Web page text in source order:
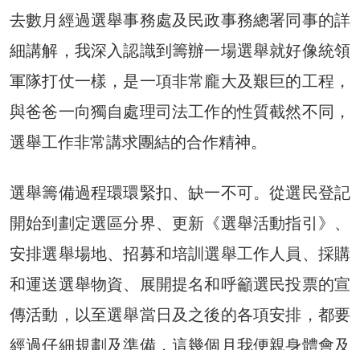
去數月經過選舉事務處及民政事務總署同事的詳
細講解，我深入認識到籌辦一場選舉就好像統領
軍隊打仗一樣，是一項非常龐大及艱巨的工程，
與爸爸一向獨自處理司法工作的性質截然不同，
選舉工作非常講求團結的合作精神。
選舉籌備過程環環緊扣、缺一不可。從選民登記
開始到劃定選區分界、更新《選舉活動指引》、
安排選舉場地、招募和培訓選舉工作人員、採購
和運送選舉物資、展開提名和呼籲選民投票的宣
傳活動，以至選舉當日及之後的各項安排，都要
經過仔細規劃及準備，這幾個月我便親身體會及